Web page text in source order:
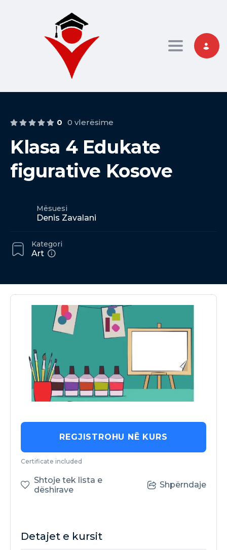
Toggle
0 0 vlerësime
Klasa 4 Edukate
figurative Kosove
Mësuesi
Denis Zavalani
Kategori
Art
REGJISTROHU NË KURS
Certificate included
Shtoje tek lista e
dëshirave
Shpërndaje
Detajet e kursit